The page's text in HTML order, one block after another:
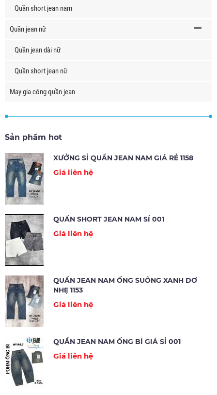
Quần short jean nam
Quần jean nữ
Quần jean dài nữ
Quần short jean nữ
May gia công quần jean
Sản phẩm hot
XƯỞNG SỈ QUẦN JEAN NAM GIÁ RẺ 1158
Giá liên hệ
QUẦN SHORT JEAN NAM SỈ 001
Giá liên hệ
QUẦN JEAN NAM ỐNG SUÔNG XANH DƠ
NHẸ 1153
Giá liên hệ
QUẦN JEAN NAM ỐNG BÍ GIÁ SỈ 001
Giá liên hệ